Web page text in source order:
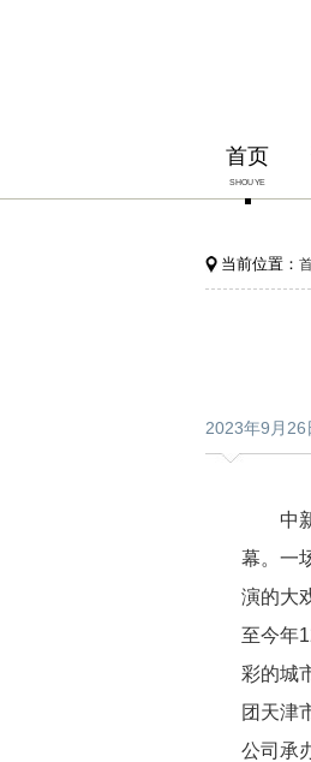
首页
SHOUYE
当前位置：
2023年9月
中新
幕。一
演的大
至今年
彩的城
团天津
公司承